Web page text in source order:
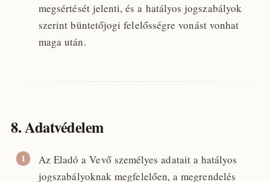
megsértését jelenti, és a hatályos jogszabályok
szerint büntetőjogi felelősségre vonást vonhat
maga után.
8. Adatvédelem
Az Eladó a Vevő személyes adatait a hatályos
jogszabályoknak megfelelően, a megrendelés